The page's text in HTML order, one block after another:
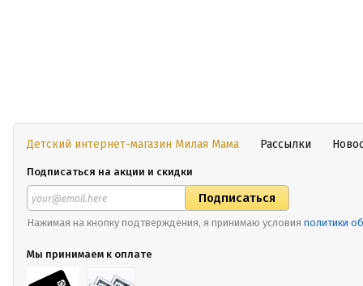
Детский интернет-магазин Милая Мама Рассылки
Подписаться на акции и скидки
Нажимая на кнопку подтверждения, я принимаю условия политики
Мы принимаем к оплате